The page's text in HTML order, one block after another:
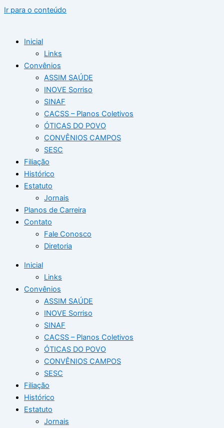
Ir para o conteúdo
Inicial
Links
Convênios
ASSIM SAÚDE
INOVE Sorriso
SINAF
CACSS – Planos Coletivos
ÓTICAS DO POVO
CONVÊNIOS CAMPOS
SESC
Filiação
Histórico
Estatuto
Jornais
Planos de Carreira
Contato
Fale Conosco
Diretoria
Inicial
Links
Convênios
ASSIM SAÚDE
INOVE Sorriso
SINAF
CACSS – Planos Coletivos
ÓTICAS DO POVO
CONVÊNIOS CAMPOS
SESC
Filiação
Histórico
Estatuto
Jornais